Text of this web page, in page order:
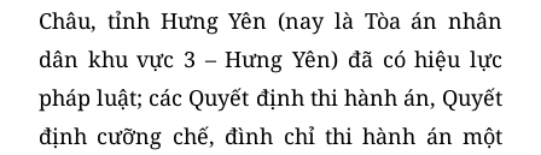
Châu, tỉnh Hưng Yên (nay là Tòa án nhân
dân khu vực 3 – Hưng Yên) đã có hiệu lực
pháp luật; các Quyết định thi hành án, Quyết
định cưỡng chế, đình chỉ thi hành án một